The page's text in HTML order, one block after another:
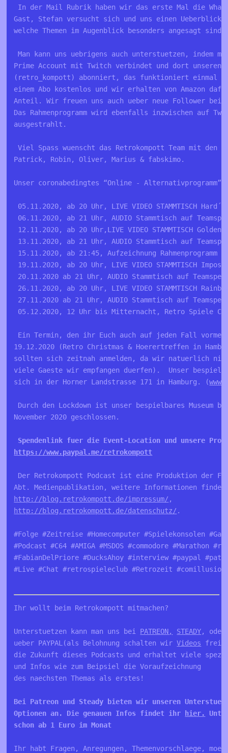
In der Mail Rubrik haben wir das erste Mal die
Gast, Stefan versucht sich und uns einen
welche Themen im Augenblick besonders angesagt sind.
Man kann uns uebrigens auch unterstuetzen, indem
Prime Account mit Twitch verbindet und dort unseren
(retro_kompott) abonniert, das funktioniert einmal
einem Abo kostenlos und wir erhalten von Amazon
Anteil. Wir freuen uns auch ueber neue Follower bei
Das Rahmenprogramm wird ebenfalls inzwischen auf
ausgestrahlt.
Viel Spass wuenscht das Retrokompott Team mit den
Patrick, Robin, Oliver, Marius & fabskimo.
Unser coronabedingtes “Online - Alternativprogramm”
05.11.2020, ab 20 Uhr, LIVE VIDEO STAMMTISCH Hard´n
06.11.2020, ab 21 Uhr, AUDIO Stammtisch auf
12.11.2020, ab 20 Uhr,LIVE VIDEO STAMMTISCH Golden
13.11.2020, ab 21 Uhr, AUDIO Stammtisch auf
15.11.2020, ab 21:45, Aufzeichnung Rahmenprogramm
19.11.2020, ab 20 Uhr, LIVE VIDEO STAMMTISCH
20.11.2020 ab 21 Uhr, AUDIO Stammtisch auf
26.11.2020, ab 20 Uhr, LIVE VIDEO STAMMTISCH
27.11.2020 ab 21 Uhr, AUDIO Stammtisch auf
05.12.2020, 12 Uhr bis Mitternacht, Retro Spiele
Ein Termin, den ihr Euch auch auf jeden Fall
19.12.2020 (Retro Christmas & Hoerertreffen in
sollten sich zeitnah anmelden, da wir natuerlich
viele Gaeste wir empfangen duerfen).  Unser
sich in der Horner Landstrasse 171 in Hamburg. (
Durch den Lockdown ist unser bespielbares Museum
November 2020 geschlossen.
Spendenlink fuer die Event-Location und unsere
https://www.paypal.me/retrokompott
Der Retrokompott Podcast ist eine Produktion der
Abt. Medienpublikation, weitere Informationen
http://blog.retrokompott.de/impressum/ ,
http://blog.retrokompott.de/datenschutz/ .
#Folge #Zeitreise #Homecomputer #Spielekonsolen
#Podcast #C64 #AMIGA #MSDOS #commodore #Marathon
#FabianDelPriore #DucksAhoy #interview #paypal
#Live #Chat #retrospieleclub #Retrozeit
Ihr wollt beim Retrokompott mitmachen?
Unterstuetzen kann man uns bei PATREON, STEADY,
ueber PAYPAL(als Belohnung schalten wir Videos
die Zukunft dieses Podcasts und erhaltet viele
und Infos wie zum Beipsiel die Voraufzeichnung
Bei Patreon und Steady bieten wir unseren
Optionen an. Die genauen Infos findet ihr hier.
schon ab 1 Euro im Monat
Ihr habt Fragen, Anregungen, Themenvorschlaege,